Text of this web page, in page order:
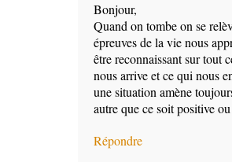
Bonjour,
Quand on tombe on se
épreuves de la vie nous
être reconnaissant sur tout
nous arrive et ce qui nous
une situation amène
autre que ce soit positive
Répondre